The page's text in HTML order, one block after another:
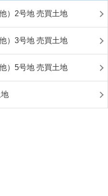
）2号地 売買土地
）3号地 売買土地
）5号地 売買土地